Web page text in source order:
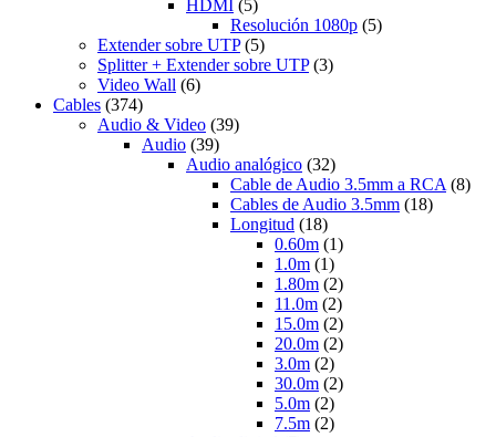
HDMI (5)
Resolución 1080p (5)
Extender sobre UTP (5)
Splitter + Extender sobre UTP (3)
Video Wall (6)
Cables (374)
Audio & Video (39)
Audio (39)
Audio analógico (32)
Cable de Audio 3.5mm a RCA (8)
Cables de Audio 3.5mm (18)
Longitud (18)
0.60m (1)
1.0m (1)
1.80m (2)
11.0m (2)
15.0m (2)
20.0m (2)
3.0m (2)
30.0m (2)
5.0m (2)
7.5m (2)